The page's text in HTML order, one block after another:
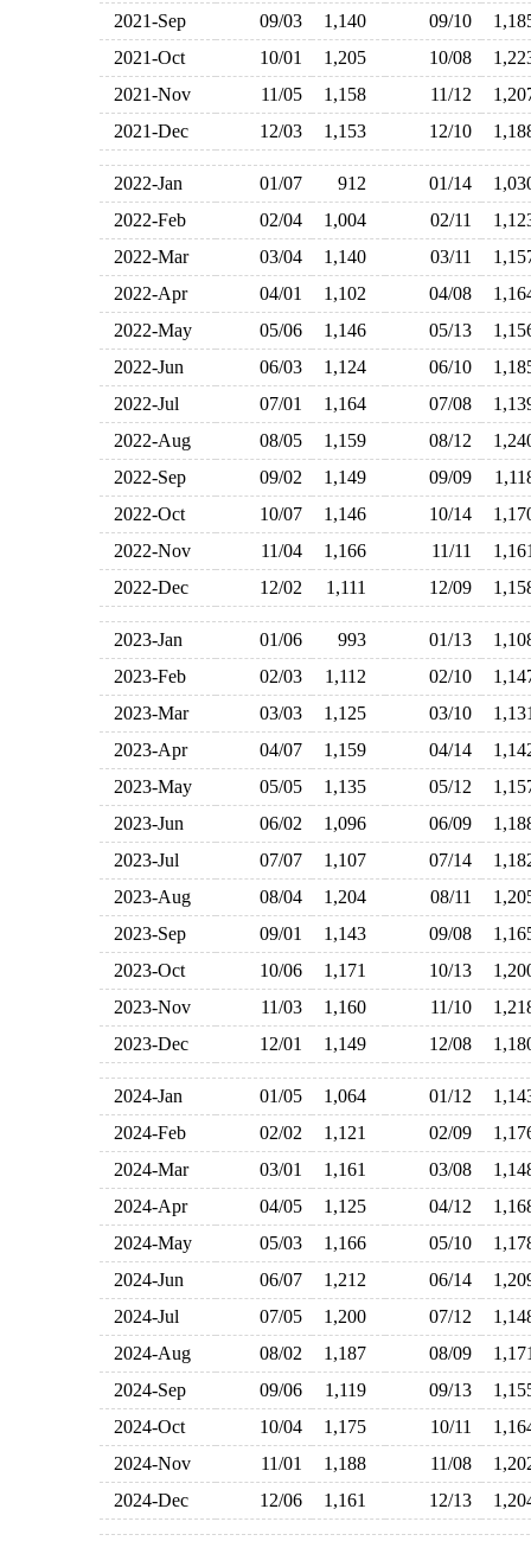
2021-Sep 09/03 1,140 09/10
2021-Oct
10/01 1,205 10/08
2021-Nov
11/05 1,158 11/12
2021-Dec
12/03 1,153 12/10
2022-Jan 01/07 912 01/14
2022-Feb
02/04 1,004 02/11
2022-Mar
03/04 1,140 03/11
2022-Apr
04/01 1,102 04/08
2022-May
05/06 1,146 05/13
2022-Jun
06/03 1,124 06/10
2022-Jul
07/01 1,164 07/08
2022-Aug
08/05 1,159 08/12
2022-Sep
09/02 1,149 09/09
2022-Oct
10/07 1,146 10/14
2022-Nov
11/04 1,166 11/11
2022-Dec
12/02 1,111 12/09
2023-Jan 01/06 993 01/13
2023-Feb
02/03 1,112 02/10
2023-Mar
03/03 1,125 03/10
2023-Apr
04/07 1,159 04/14
2023-May
05/05 1,135 05/12
2023-Jun
06/02 1,096 06/09
2023-Jul
07/07 1,107 07/14
2023-Aug
08/04 1,204 08/11
2023-Sep
09/01 1,143 09/08
2023-Oct
10/06 1,171 10/13
2023-Nov
11/03 1,160 11/10
2023-Dec
12/01 1,149 12/08
2024-Jan 01/05 1,064 01/12
2024-Feb
02/02 1,121 02/09
2024-Mar
03/01 1,161 03/08
2024-Apr
04/05 1,125 04/12
2024-May
05/03 1,166 05/10
2024-Jun
06/07 1,212 06/14
2024-Jul
07/05 1,200 07/12
2024-Aug
08/02 1,187 08/09
2024-Sep
09/06 1,119 09/13
2024-Oct
10/04 1,175 10/11
2024-Nov
11/01 1,188 11/08
2024-Dec
12/06 1,161 12/13